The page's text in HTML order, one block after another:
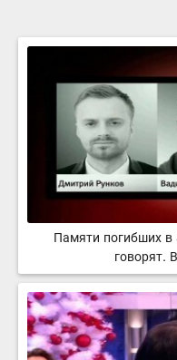
Памяти погибших в
говорят.